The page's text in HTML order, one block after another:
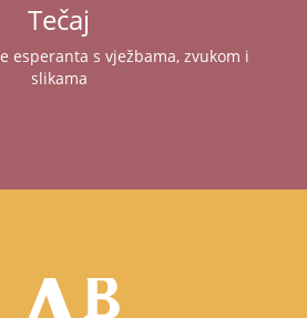
Tečaj
esperanta s vježbama, zvukom i
slikama